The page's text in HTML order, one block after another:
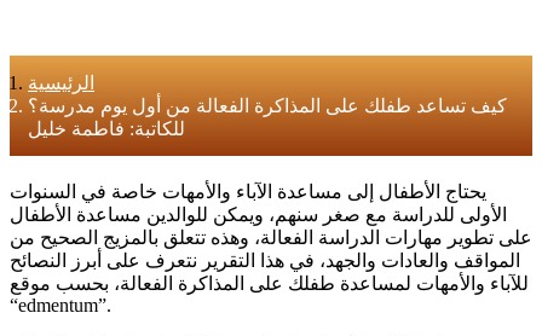
الرئيسية
كيف تساعد طفلك على المذاكرة الفعالة من أول يوم مدرسة؟
للكاتبة: فاطمة خليل
يحتاج الأطفال إلى مساعدة الآباء والأمهات خاصة في السنوات
الأولى للدراسة مع صغر سنهم، ويمكن للوالدين مساعدة الأطفال
على تطوير مهارات الدراسة الفعالة، وهذه تتعلق بالمزيج الصحيح من
المواقف والعادات والجهد، في هذا التقرير نتعرف على أبرز النصائح
للآباء والأمهات لمساعدة طفلك على المذاكرة الفعالة، بحسب موقع
“edmentum”.